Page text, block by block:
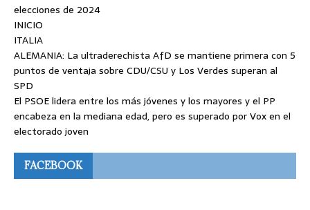
elecciones de 2024
INICIO
ITALIA
ALEMANIA: La ultraderechista AfD se mantiene primera con 5
puntos de ventaja sobre CDU/CSU y Los Verdes superan al
SPD
El PSOE lidera entre los más jóvenes y los mayores y el PP
encabeza en la mediana edad, pero es superado por Vox en el
electorado joven
FACEBOOK